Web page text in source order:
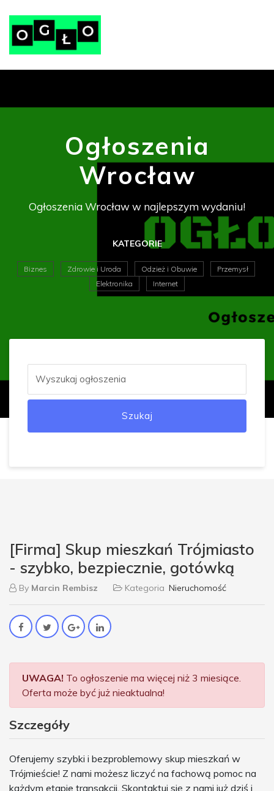
Ogłoszenia
Wrocław
Ogłoszenia Wrocław w najlepszym wydaniu!
KATEGORIE
Biznes Zdrowie i Uroda Odzież i Obuwie
Przemysł
Elektronika
Internet
Szukaj
[Firma] Skup mieszkań Trójmiasto
- szybko, bezpiecznie, gotówką
By Marcin Rembisz Kategoria Nieruchomość
UWAGA! To ogłoszenie ma więcej niż 3 miesiące.
Oferta może być już nieaktualna!
Szczegóły
Oferujemy szybki i bezproblemowy skup mieszkań w
Trójmieście! Z nami możesz liczyć na fachową pomoc na
każdym etapie transakcji. Skontaktuj się z nami już dziś i